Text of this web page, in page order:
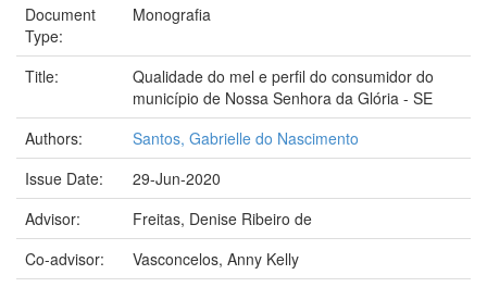
Document
Type:
Monografia
Title:
Qualidade do mel e perfil do consumidor do
município de Nossa Senhora da Glória - SE
Authors:
Santos, Gabrielle do Nascimento
Issue Date:
29-Jun-2020
Advisor:
Freitas, Denise Ribeiro de
Co-advisor:
Vasconcelos, Anny Kelly